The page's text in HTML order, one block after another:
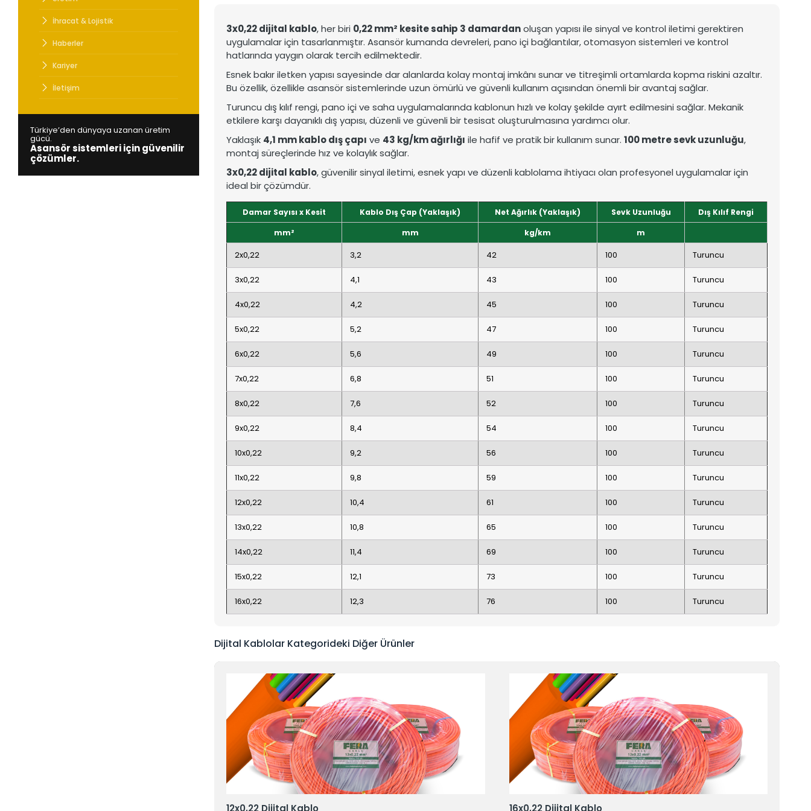
İhracat & Lojistik
Haberler
Kariyer
İletişim
Türkiye’den dünyaya uzanan üretim
gücü.
Asansör sistemleri için güvenilir
çözümler.
3x0,22 dijital kablo, her biri 0,22 mm² kesite sahip 3 damardanoluşan yapısı ile sinyal ve kontrol iletimi gerektiren
uygulamalar için tasarlanmıştır. Asansör kumanda devreleri, pano içi bağlantılar, otomasyon sistemleri ve kontrol
hatlarında yaygın olarak tercih edilmektedir.
Esnek bakır iletken yapısı sayesinde dar alanlarda kolay montaj imkânı sunar ve titreşimli ortamlarda kopma riskini azaltır.
Bu özellik, özellikle asansör sistemlerinde uzun ömürlü ve güvenli kullanım açısından önemli bir avantaj sağlar.
Turuncu dış kılıf rengi, pano içi ve saha uygulamalarında kablonun hızlı ve kolay şekilde ayırt edilmesini sağlar. Mekanik
etkilere karşı dayanıklı dış yapısı, düzenli ve güvenli bir tesisat oluşturulmasına yardımcı olur.
Yaklaşık 4,1 mm kablo dış çapı ve 43 kg/km ağırlığı ile hafif ve pratik bir kullanım sunar.100 metre sevk uzunluğu,
montaj süreçlerinde hız ve kolaylık sağlar.
3x0,22 dijital kablo, güvenilir sinyal iletimi, esnek yapı ve düzenli kablolama ihtiyacı olan profesyonel uygulamalar için
ideal bir çözümdür.
Damar Sayısı x Kesit Kablo Dış Çap (Yaklaşık) Net Ağırlık (Yaklaşık) Sevk Uzunluğu
Dış Kılıf Rengi
mm²
mm kg/km m
2x0,22 3,2 42 100 Turuncu
3x0,22 4,1 43 100 Turuncu
4x0,22 4,2 45 100 Turuncu
5x0,22 5,2 47 100 Turuncu
6x0,22 5,6 49 100 Turuncu
7x0,22 6,8 51 100 Turuncu
8x0,22 7,6 52 100 Turuncu
9x0,22 8,4 54 100 Turuncu
10x0,22 9,2 56 100 Turuncu
11x0,22 9,8 59 100 Turuncu
12x0,22 10,4 61 100 Turuncu
13x0,22 10,8 65 100 Turuncu
14x0,22 11,4 69 100 Turuncu
15x0,22 12,1 73 100 Turuncu
16x0,22 12,3 76 100 Turuncu
Dijital Kablolar Kategorideki Diğer Ürünler
12x0,22 Dijital Kablo 16x0,22 Dijital Kablo